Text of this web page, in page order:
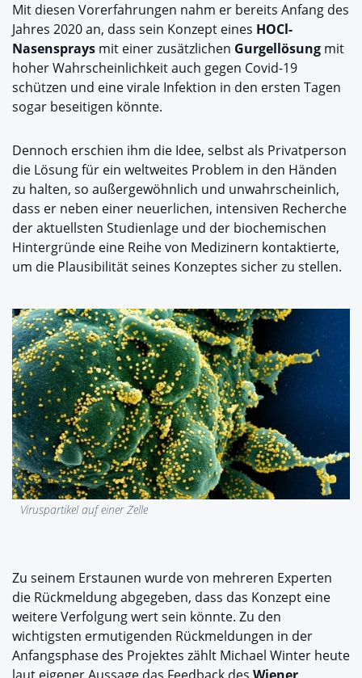
Mit diesen Vorerfahrungen nahm er bereits Anfang des
Jahres 2020 an, dass sein Konzept eines HOCl-
Nasensprays mit einer zusätzlichen Gurgellösung mit
hoher Wahrscheinlichkeit auch gegen Covid-19
schützen und eine virale Infektion in den ersten Tagen
sogar beseitigen könnte.
Dennoch erschien ihm die Idee, selbst als Privatperson
die Lösung für ein weltweites Problem in den Händen
zu halten, so außergewöhnlich und unwahrscheinlich,
dass er neben einer neuerlichen, intensiven Recherche
der aktuellsten Studienlage und der biochemischen
Hintergründe eine Reihe von Medizinern kontaktierte,
um die Plausibilität seines Konzeptes sicher zu stellen.
Viruspartikel auf einer Zelle
Zu seinem Erstaunen wurde von mehreren Experten
die Rückmeldung abgegeben, dass das Konzept eine
weitere Verfolgung wert sein könnte. Zu den
wichtigsten ermutigenden Rückmeldungen in der
Anfangsphase des Projektes zählt Michael Winter heute